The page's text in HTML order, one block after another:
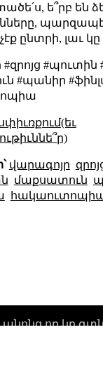
ե՞րբ են
ընտրի, լաւ կը
#զրոյց
#պանիր
վարագոյր
մաքսատուն
անոնց որ կը